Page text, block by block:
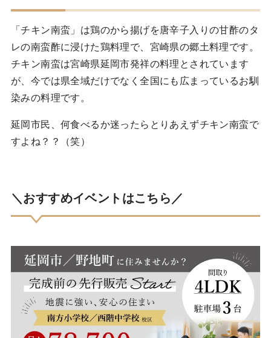
「チキン南蛮」は鶏のから揚げを唐辛子入りの甘酢のタ
レの南蛮酢に浸けた鶏料理で、宮崎県の郷土料理です。
チキン南蛮は宮崎県延岡市発祥の料理とされています
が、今では県全域だけでなく全国にも広まっているお馴
染みの料理です。
延岡市民、何食べるか迷ったらとりあえずチキン南蛮で
すよね？？（笑）
＼おすすめイベントはこちら／